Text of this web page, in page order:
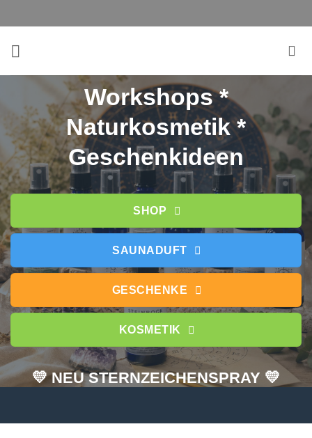
Inhalt
springen
Workshops *
Naturkosmetik *
Geschenkideen
SHOP
SAUNADUFT
GESCHENKE
KOSMETIK
💛 NEU STERNZEICHENSPRAY 💛